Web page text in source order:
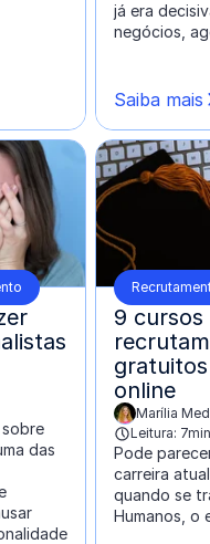
já era
negócios,
Saiba mais
das
9 cursos
online
escrito por:
Marília
Leitura: 7min
Pode
carreira
quando se
Humanos, o